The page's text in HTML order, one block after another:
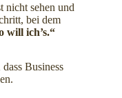
nicht sehen und
bei dem
will ich’s.“
Business